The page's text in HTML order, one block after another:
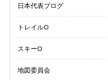
日本代表ブログ
トレイルO
スキーO
地図委員会